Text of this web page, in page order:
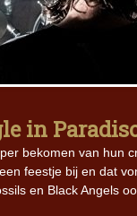
in
bekomen van hun
feestje bij en dat
en Black Angels